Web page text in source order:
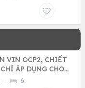
ÁP DỤNG CHO
· 6